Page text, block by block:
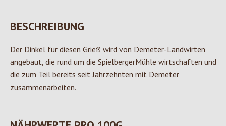
BESCHREIBUNG
Der Dinkel für diesen Grieß wird von Demeter-Landwirten
angebaut, die rund um die SpielbergerMühle wirtschaften und
die zum Teil bereits seit Jahrzehnten mit Demeter
zusammenarbeiten.